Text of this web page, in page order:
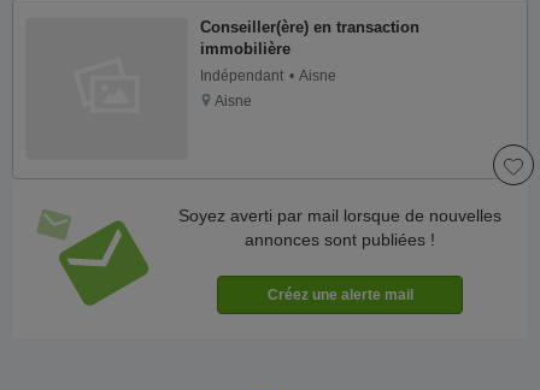
Conseiller(ère) en transaction
immobilière
Indépendant
Aisne
Aisne
Soyez averti par mail lorsque de nouvelles
annonces sont publiées !